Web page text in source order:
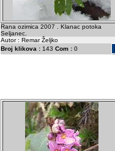
Rana ozimica 2007 . Klanac potoka
Seljanec.
Autor : Remar Željko
Broj klikova : 143 Com : 0